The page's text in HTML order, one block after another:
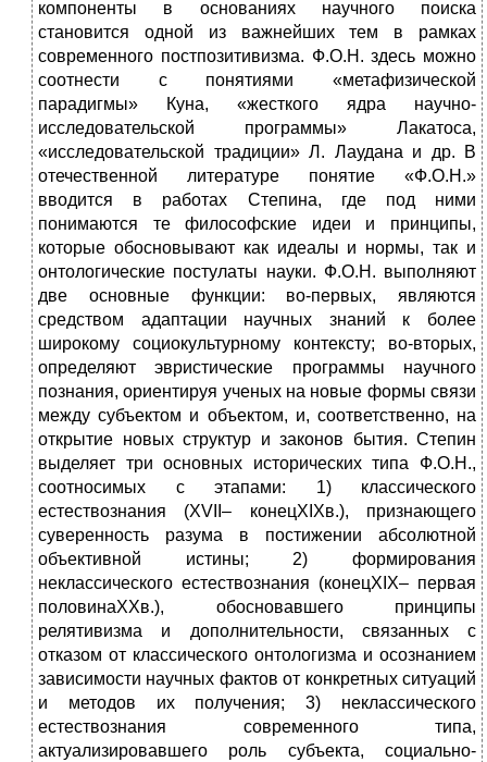
компоненты в основаниях научного поиска
становится одной из важнейших тем в рамках
современного постпозитивизма. Ф.О.Н. здесь можно
соотнести с понятиями «метафизической
парадигмы» Куна, «жесткого ядра научно-
исследовательской программы» Лакатоса,
«исследовательской традиции» Л. Лаудана и др. В
отечественной литературе понятие «Ф.О.Н.»
вводится в работах Степина, где под ними
понимаются те философские идеи и принципы,
которые обосновывают как идеалы и нормы, так и
онтологические постулаты науки. Ф.О.Н. выполняют
две основные функции: во-первых, являются
средством адаптации научных знаний к более
широкому социокультурному контексту; во-вторых,
определяют эвристические программы научного
познания, ориентируя ученых на новые формы связи
между субъектом и объектом, и, соответственно, на
открытие новых структур и законов бытия. Степин
выделяет три основных исторических типа Ф.О.Н.,
соотносимых с этапами: 1) классического
естествознания (XVII– конецXIXв.), признающего
суверенность разума в постижении абсолютной
объективной истины; 2) формирования
неклассического естествознания (конецXIX– первая
половинаXXв.), обосновавшего принципы
релятивизма и дополнительности, связанных с
отказом от классического онтологизма и осознанием
зависимости научных фактов от конкретных ситуаций
и методов их получения; 3) неклассического
естествознания современного типа,
актуализировавшего роль субъекта, социально-